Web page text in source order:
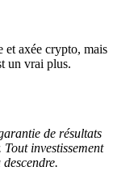
et axée crypto, mais
un vrai plus.
de résultats
investissement